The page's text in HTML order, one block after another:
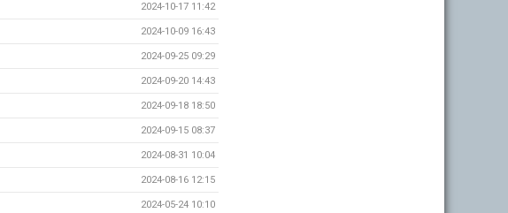
2024-10-17 11:42
2024-10-09 16:43
2024-09-25 09:29
2024-09-20 14:43
2024-09-18 18:50
2024-09-15 08:37
2024-08-31 10:04
2024-08-16 12:15
2024-05-24 10:10